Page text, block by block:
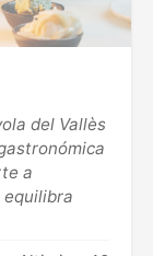
del Vallès
a
equilibra